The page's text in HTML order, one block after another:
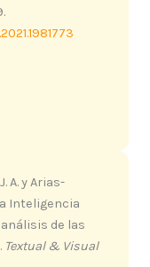
A. y Arias-
Inteligencia
de las
Textual & Visual